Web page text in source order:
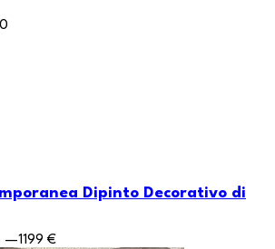
Dipinto Decorativo di
—1199 €